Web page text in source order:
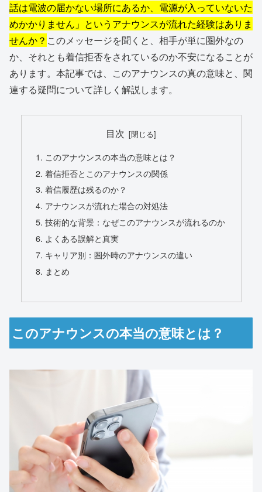
話は電波の届かない場所にあるか、電源が入っていないた
めかかりません」というアナウンスが流れた経験はありま
せんか？ このメッセージを聞くと、相手が単に圏外なの
か、それとも着信拒否をされているのか不安になることが
あります。本記事では、このアナウンスの真の意味と、関
連する疑問について詳しく解説します。
目次
このアナウンスの本当の意味とは？
着信拒否とこのアナウンスの関係
着信履歴は残るのか？
アナウンスが流れた場合の対処法
技術的な背景：なぜこのアナウンスが流れるのか
よくある誤解と真実
キャリア別：圏外時のアナウンスの違い
まとめ
このアナウンスの本当の意味とは？